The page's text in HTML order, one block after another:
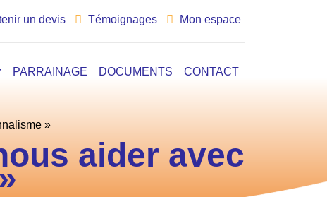
un devis Témoignages Mon espace
PARRAINAGE DOCUMENTS CONTACT
»
aider avec